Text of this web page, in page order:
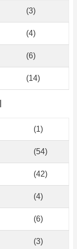
(3)
(4)
(6)
(14)
(1)
(54)
(42)
(4)
(6)
(3)